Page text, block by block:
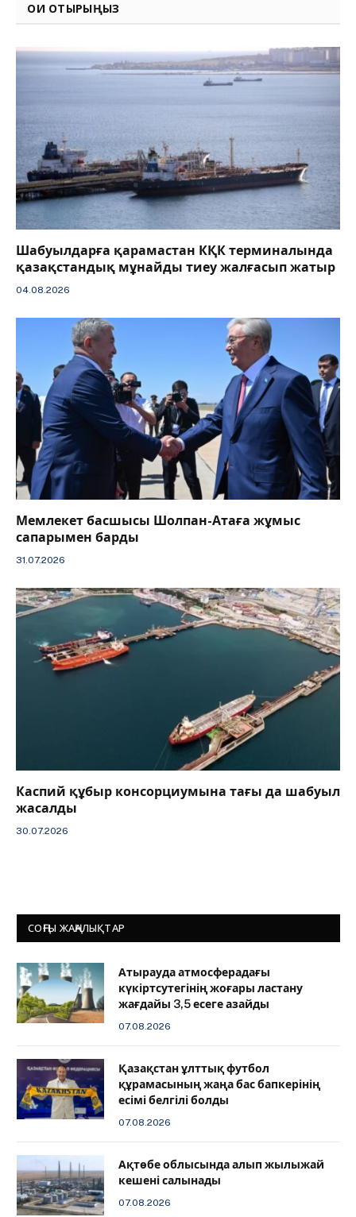
ОҚИ ОТЫРЫҢЫЗ
Шабуылдарға қарамастан КҚК терминалында
қазақстандық мұнайды тиеу жалғасып жатыр
04.08.2026
Мемлекет басшысы Шолпан-Атаға жұмыс
сапарымен барды
31.07.2026
Каспий құбыр консорциумына тағы да шабуыл
жасалды
30.07.2026
СОҢҒЫ ЖАҢАЛЫҚТАР
Атырауда атмосферадағы
күкіртсутегінің жоғары ластану
жағдайы 3,5 есеге азайды
07.08.2026
Қазақстан ұлттық футбол
құрамасының жаңа бас бапкерінің
есімі белгілі болды
07.08.2026
Ақтөбе облысында алып жылыжай
кешені салынады
07.08.2026